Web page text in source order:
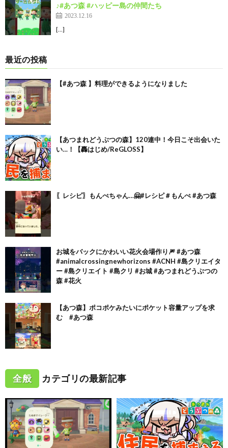
♪#あつ森 #ハッピー島の仲間たち
2023.12.16
[…]
最近の投稿
【#あつ森 】料理ができるようになりました
【あつまれどうぶつの森】120連中！今日こそ出会いた
い…！【轟はじめ/ReGLOSS】
〖レシピ〗もんぺちゃん…🤗#レシピ＃もんぺ #あつ森
お城をバックにかわいい花火会場作り🎆 #あつ森
#animalcrossingnewhorizons #ACNH #島クリエイタ
ー #島クリエイト #島クリ #お城 #あつまれどうぶつの
森 #花火
【あつ森】ポコポケみたいにポケット容量アップを求
む #あつ森
全般 カテゴリの最新記事